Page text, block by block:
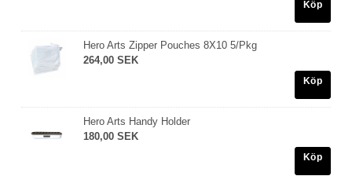
Köp
Hero Arts Zipper Pouches 8X10 5/Pkg
264,00 SEK
Köp
Hero Arts Handy Holder
180,00 SEK
Köp